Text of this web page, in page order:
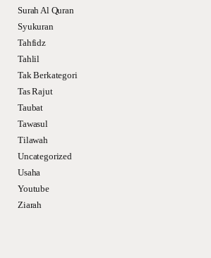
Surah Al Quran
Syukuran
Tahfidz
Tahlil
Tak Berkategori
Tas Rajut
Taubat
Tawasul
Tilawah
Uncategorized
Usaha
Youtube
Ziarah